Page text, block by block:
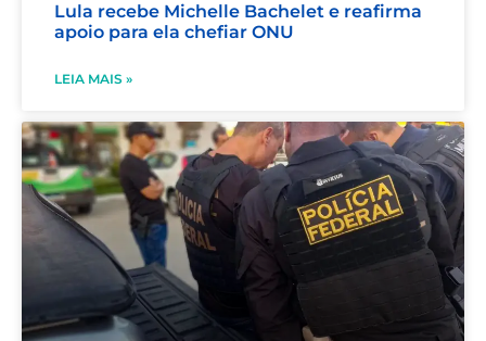
Lula recebe Michelle Bachelet e reafirma
apoio para ela chefiar ONU
LEIA MAIS »